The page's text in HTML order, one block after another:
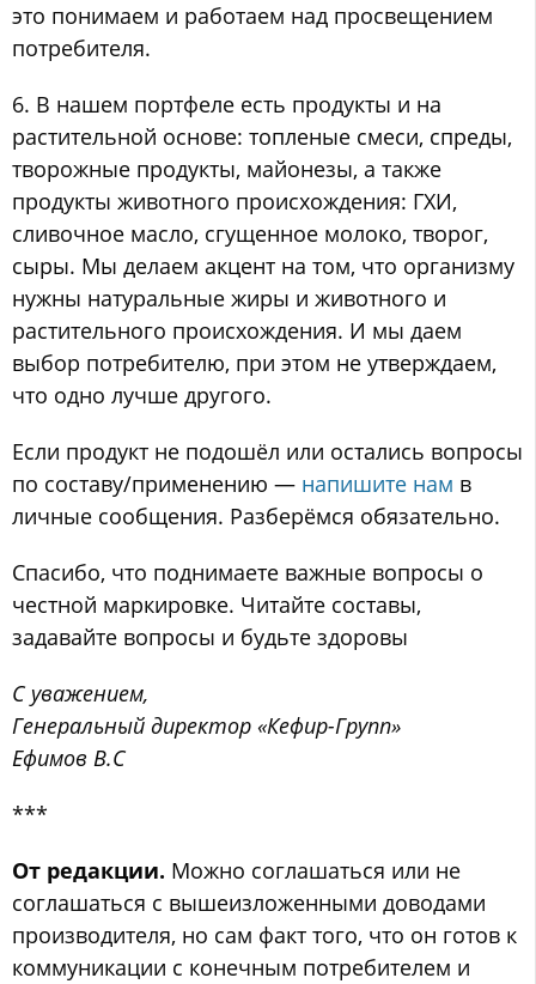
это понимаем и работаем над просвещением
потребителя.
6. В нашем портфеле есть продукты и на
растительной основе: топленые смеси, спреды,
творожные продукты, майонезы, а также
продукты животного происхождения: ГХИ,
сливочное масло, сгущенное молоко, творог,
сыры. Мы делаем акцент на том, что организму
нужны натуральные жиры и животного и
растительного происхождения. И мы даем
выбор потребителю, при этом не утверждаем,
что одно лучше другого.
Если продукт не подошёл или остались вопросы
по составу/применению — напишите нам в
личные сообщения. Разберёмся обязательно.
Спасибо, что поднимаете важные вопросы о
честной маркировке. Читайте составы,
задавайте вопросы и будьте здоровы
С уважением,
Генеральный директор «Кефир-Групп»
Ефимов В.С
***
От редакции. Можно соглашаться или не
соглашаться с вышеизложенными доводами
производителя, но сам факт того, что он готов к
коммуникации с конечным потребителем и